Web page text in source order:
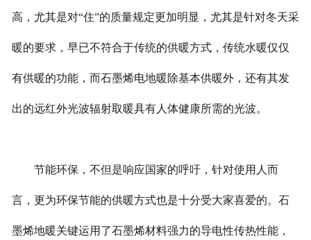
高，尤其是对“住”的质量规定更加明显，尤其是针对冬天采
暖的要求，早已不符合于传统的供暖方式，传统水暖仅仅
有供暖的功能，而石墨烯电地暖除基本供暖外，还有其发
出的远红外光波辐射取暖具有人体健康所需的光波。
节能环保，不但是响应国家的呼吁，针对使用人而
言，更为环保节能的供暖方式也是十分受大家喜爱的。石
墨烯地暖关键运用了石墨烯材料强力的导电性传热性能，